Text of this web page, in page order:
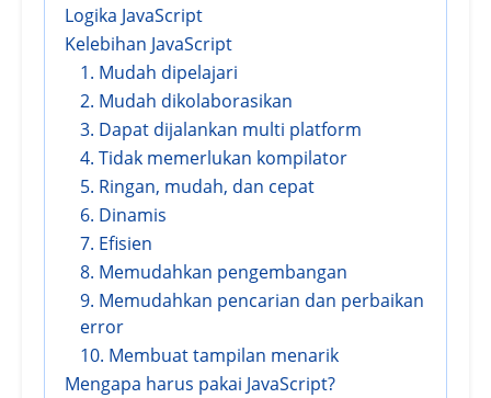
Logika JavaScript
Kelebihan JavaScript
1. Mudah dipelajari
2. Mudah dikolaborasikan
3. Dapat dijalankan multi platform
4. Tidak memerlukan kompilator
5. Ringan, mudah, dan cepat
6. Dinamis
7. Efisien
8. Memudahkan pengembangan
9. Memudahkan pencarian dan perbaikan
error
10. Membuat tampilan menarik
Mengapa harus pakai JavaScript?